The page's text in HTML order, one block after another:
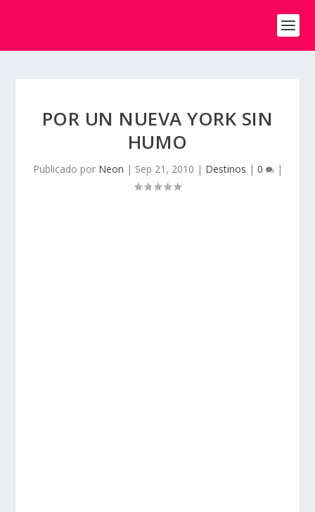
POR UN NUEVA YORK SIN
HUMO
Publicado por Neon | Sep 21, 2010 | Destinos | 0 |